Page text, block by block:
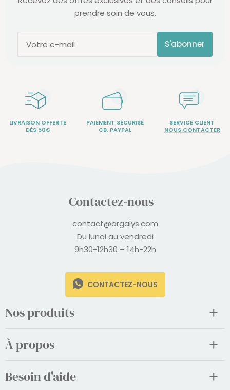
prendre soin de vous.
Votre e-mail S'abonner
LIVRAISON OFFERTE
DÈS 50€
PAIEMENT SÉCURISÉ
CB, PAYPAL
SERVICE CLIENT
NOUS CONTACTER
Contactez-nous
contact@argalys.com
Du lundi au vendredi
9h30-12h30 – 14h-22h
CONTACTEZ-NOUS
Nos produits
À propos
Besoin d'aide